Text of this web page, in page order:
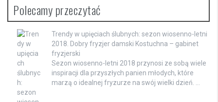
Polecamy przeczytać
Trendy w upięciach ślubnych: sezon wiosenno-letni
2018. Dobry fryzjer damski Kostuchna – gabinet
fryzjerski
Sezon wiosenno-letni 2018 przynosi ze sobą wiele
inspiracji dla przyszłych panien młodych, które
marzą o idealnej fryzurze na swój wielki dzień. …